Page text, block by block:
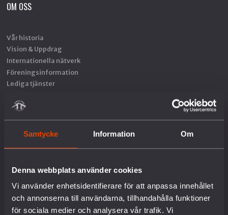
Samtycke Information Om
Denna webbplats använder cookies
Vi använder enhetsidentifierare för att anpassa innehållet
och annonserna till användarna, tillhandahålla funktioner
för sociala medier och analysera vår trafik. Vi
OM OSS
Vår historia
Vision & Uppdrag
Internationella nätverk
Föreningsinformation
Lediga tjänster
Kontakt
Om kakor
Arbete mot vapenexport
Nedrustning
Sverige och Nato